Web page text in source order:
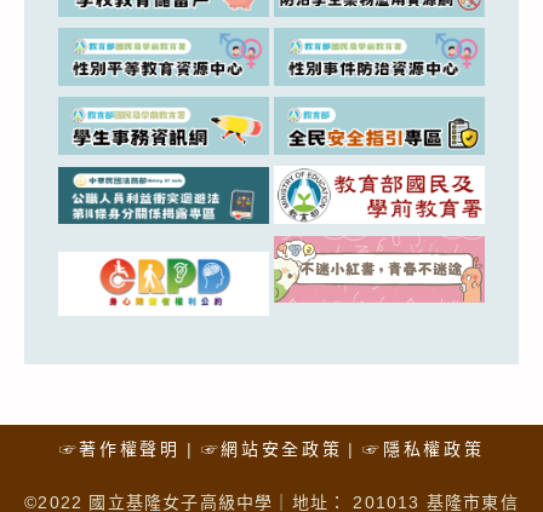
☞著作權聲明 ☞網站安全政策 ☞隱私權政策
©2022 國立基隆女子高級中學｜地址： 201013 基隆市東信